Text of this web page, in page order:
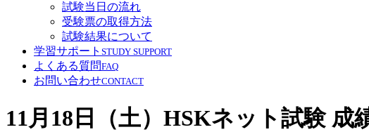
試験当日の流れ
受験票の取得方法
試験結果について
学習サポート STUDY SUPPORT
よくある質問FAQ
お問い合わせCONTACT
11月18日（土）HSKネット試験 成